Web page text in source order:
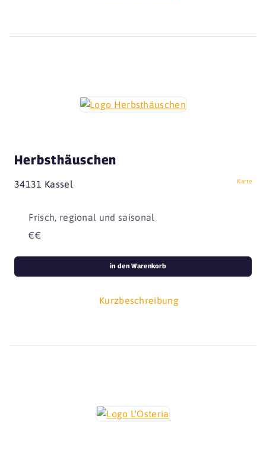
Herbsthäuschen
34131 Kassel Karte
Frisch, regional und saisonal
€€
Kurzbeschreibung
in den Warenkorb